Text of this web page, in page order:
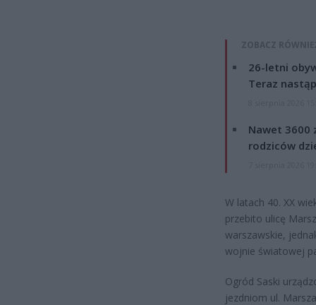
ZOBACZ
26-letni
Teraz
Nawet 3600
rodziców
W latach 40. XX
przebito ulicę
warszawskie,
wojnie światowej
Ogród Saski
jezdniom ul.